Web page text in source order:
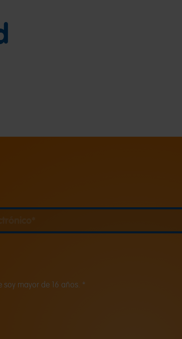
soy mayor de 16 años. *